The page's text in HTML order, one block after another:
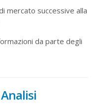
mercato successive alla
da parte degli